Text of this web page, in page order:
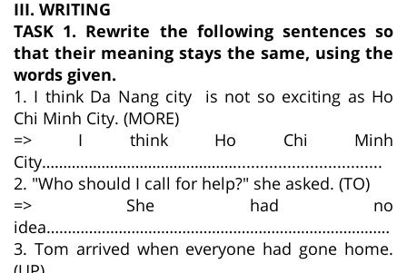
III. WRITING
TASK 1. Rewrite the following sentences so
that their meaning stays the same, using the
words given.
1. I think Da Nang city is not so exciting as Ho
Chi Minh City. (MORE)
=> I think Ho Chi Minh
City……………………………………….................................
2. "Who should I call for help?" she asked. (TO)
=> She had no
idea………………………………………………………………………
3. Tom arrived when everyone had gone home.